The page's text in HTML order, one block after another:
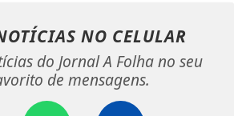
NO CELULAR
do Jornal A Folha no seu
de mensagens.